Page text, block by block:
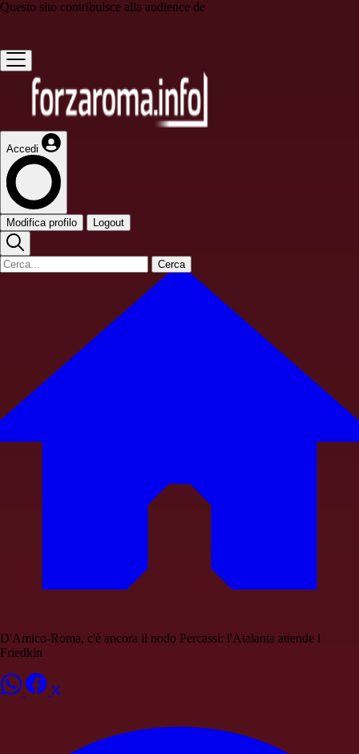
Questo sito contribuisce alla audience de
Accedi
Modifica profilo Logout
Cerca
D'Amico-Roma, c'è ancora il nodo Percassi: l'Atalanta attende i
Friedkin